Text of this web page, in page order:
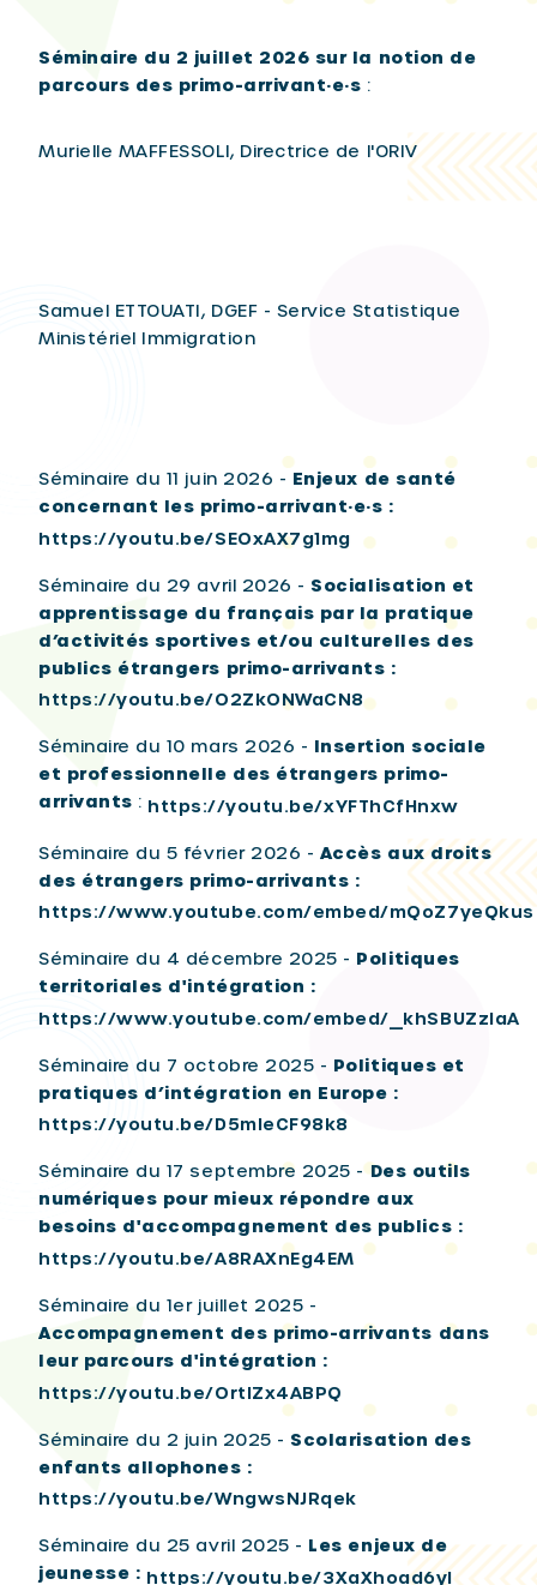
Séminaire du 2 juillet 2026 sur la notion de
parcours des primo-arrivant·e·s :
Murielle MAFFESSOLI, Directrice de l'ORIV
Samuel ETTOUATI, DGEF - Service Statistique
Ministériel Immigration
Séminaire du 11 juin 2026 - Enjeux de santé
concernant les primo-arrivant·e·s :
https://youtu.be/SEOxAX7g1mg
Séminaire du 29 avril 2026 - Socialisation et
apprentissage du français par la pratique
d’activités sportives et/ou culturelles des
publics étrangers primo-arrivants :
https://youtu.be/O2ZkONWaCN8
Séminaire du 10 mars 2026 - Insertion sociale
et professionnelle des étrangers primo-
arrivants : https://youtu.be/xYFThCfHnxw
Séminaire du 5 février 2026 - Accès aux droits
des étrangers primo-arrivants :
https://www.youtube.com/embed/mQoZ7yeQkus
Séminaire du 4 décembre 2025 - Politiques
territoriales d'intégration :
https://www.youtube.com/embed/_khSBUZzIaA
Séminaire du 7 octobre 2025 - Politiques et
pratiques d’intégration en Europe :
https://youtu.be/D5mIeCF98k8
Séminaire du 17 septembre 2025 -Des outils
numériques pour mieux répondre aux
besoins d'accompagnement des publics :
https://youtu.be/A8RAXnEg4EM
Séminaire du 1er juillet 2025 -
Accompagnement des primo-arrivants dans
leur parcours d'intégration :
https://youtu.be/OrtIZx4ABPQ
Séminaire du 2 juin 2025 - Scolarisation des
enfants allophones :
https://youtu.be/WngwsNJRqek
Séminaire du 25 avril 2025 - Les enjeux de
jeunesse : https://youtu.be/3XaXhoad6yI